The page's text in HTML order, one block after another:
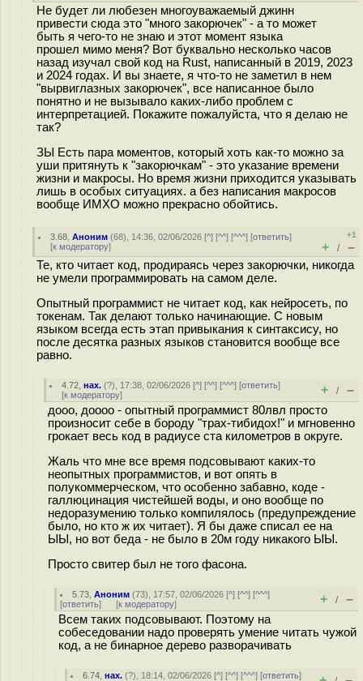
Не будет ли любезен многоуважаемый джинн
привести сюда это "много закорючек" - а то может
быть я чего-то не знаю и этот момент языка
прошел мимо меня? Вот буквально несколько часов
назад изучал свой код на Rust, написанный в 2019, 2023
и 2024 годах. И вы знаете, я что-то не заметил в нем
"вырвиглазных закорючек", все написанное было
понятно и не вызывало каких-либо проблем с
интерпретацией. Покажите пожалуйста, что я делаю не
так?
ЗЫ Есть пара моментов, который хоть как-то можно за
уши притянуть к "закорючкам" - это указание времени
жизни и макросы. Но время жизни приходится указывать
лишь в особых ситуациях. а без написания макросов
вообще ИМХО можно прекрасно обойтись.
3.68 ,Аноним (68), 14:36, 02/06/2026 [^] [^^] [^^^] [ответить]
[к модератору]
+1
+ / –
Те, кто читает код, продираясь через закорючки, никогда
не умели программировать на самом деле.
Опытный программист не читает код, как нейросеть, по
токенам. Так делают только начинающие. С новым
языком всегда есть этап привыкания к синтаксису, но
после десятка разных языков становится вообще все
равно.
4.72 ,нах. (?), 17:38, 02/06/2026 [^] [^^] [^^^] [ответить]
[к модератору] + / –
дооо, доооо - опытный программист 80лвл просто
произносит себе в бороду "трах-тибидох!" и мгновенно
грокает весь код в радиусе ста километров в округе.
Жаль что мне все время подсовывают каких-то
неопытных программистов, и вот опять в
полукоммерческом, что особенно забавно, коде -
галлюцинация чистейшей воды, и оно вообще по
недоразумению только компилялось (предупреждение
было, но кто ж их читает). Я бы даже списал ее на
ЫЫ, но вот беда - не было в 20м году никакого ЫЫ.
Просто свитер был не того фасона.
5.73 ,Аноним (73), 17:57, 02/06/2026 [^] [^^] [^^^]
[ответить] [к модератору] + / –
Всем таких подсовывают. Поэтому на
собеседовании надо проверять умение читать чужой
код, а не бинарное дерево разворачивать
6.74 ,нах. (?), 18:14, 02/06/2026 [^] [^^] [^^^] [ответить]